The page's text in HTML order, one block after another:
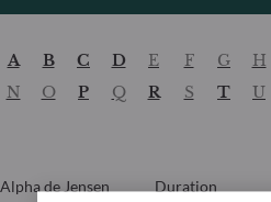
A B C D E F G H
N
O P Q R S T U
Alpha de Jensen
Duration